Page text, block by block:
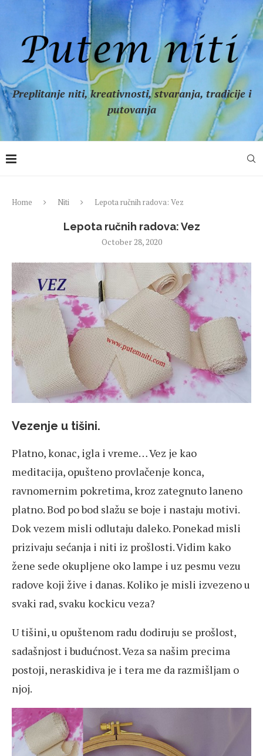
Preplitanje niti, kreativnosti, stvaranja, tradicije i
putovanja
Home Niti Lepota ručnih radova: Vez
Lepota ručnih radova: Vez
October 28, 2020
Vezenje u tišini.
Platno, konac, igla i vreme… Vez je kao
meditacija, opušteno provlačenje konca,
ravnomernim pokretima, kroz zategnuto laneno
platno. Bod po bod slažu se boje i nastaju motivi.
Dok vezem misli odlutaju daleko. Ponekad misli
prizivaju sećanja i niti iz prošlosti. Vidim kako
žene sede okupljene oko lampe i uz pesmu vezu
radove koji žive i danas. Koliko je misli izvezeno u
svaki rad, svaku kockicu veza?
U tišini, u opuštenom radu dodiruju se prošlost,
sadašnjost i budućnost. Veza sa našim precima
postoji, neraskidiva je i tera me da razmišljam o
njoj.